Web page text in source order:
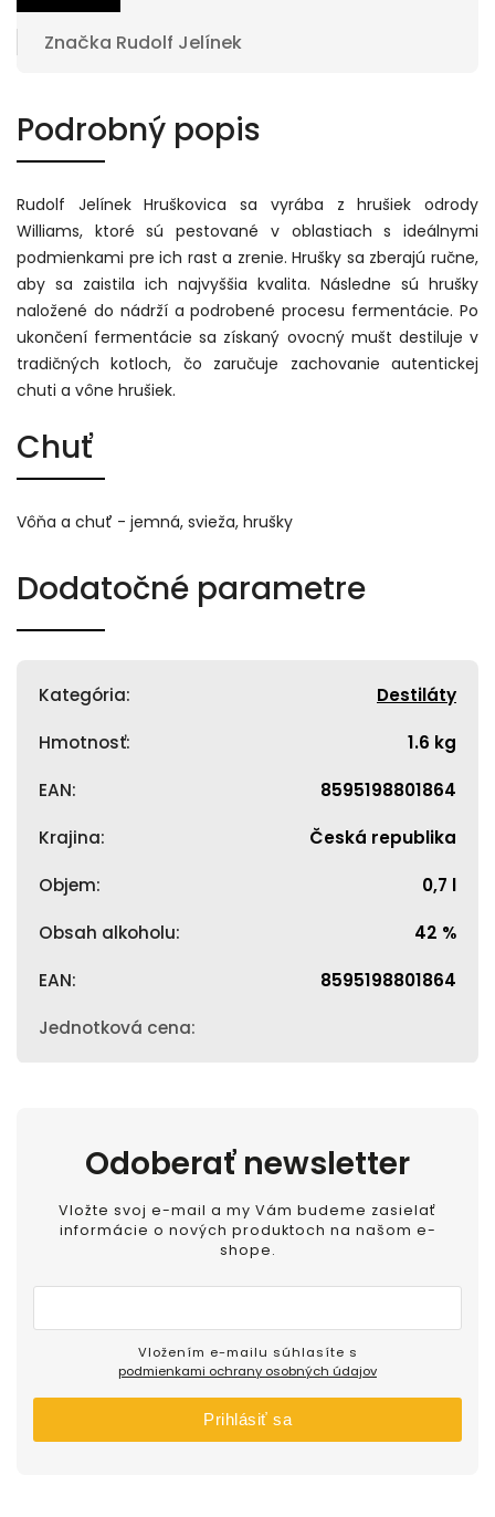
Značka Rudolf Jelínek
Podrobný popis
Rudolf Jelínek Hruškovica sa vyrába z hrušiek odrody
Williams, ktoré sú pestované v oblastiach s ideálnymi
podmienkami pre ich rast a zrenie. Hrušky sa zberajú ručne,
aby sa zaistila ich najvyššia kvalita. Následne sú hrušky
naložené do nádrží a podrobené procesu fermentácie. Po
ukončení fermentácie sa získaný ovocný mušt destiluje v
tradičných kotloch, čo zaručuje zachovanie autentickej
chuti a vône hrušiek.
Chuť
Vôňa a chuť - jemná, svieža, hrušky
Dodatočné parametre
Kategória: Destiláty
Hmotnosť: 1.6 kg
EAN: 8595198801864
Krajina: Česká republika
Objem: 0,7 l
Obsah alkoholu: 42 %
EAN: 8595198801864
Jednotková cena:
Odoberať newsletter
Vložte svoj e-mail a my Vám budeme zasielať
informácie o nových produktoch na našom e-
shope.
podmienkami ochrany osobných údajov
Prihlásiť sa